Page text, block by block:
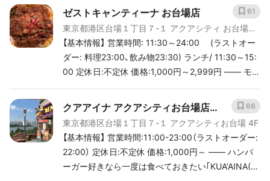
選|https://haveagood.holiday/articles/1000]
[keyword_link:豊洲市場 営業
日|https://haveagood.holiday/articles/977]
[keyword_link:豊洲市場 地
図|https://haveagood.holiday/articles/1007]
[keyword_link:豊洲市場 駐車
[keyword_link:豊洲市場 アクセ
ス|https://haveagood.holiday/articles/1067] ## 人
気のおでかけプラン [plan:id:11248]
[plan:id:192031] [[もっと見
る|https://haveagood.holiday/search/%E8%B1%8
ゼストキャンティーナ お台場店
東京都港区台場１丁目７-１ アクアシティ お台場
4F
【基本情報】 営業時間: 11:30～24:00 (ラストオー
ダー: 料理23:00、飲み物23:30) ランチ/ 11:30～15:
00 定休日:不定休 価格:1,000円～2,999円 ―― モダ
楽しむことができるお店です。お台場でフォトジェ
ニックかつワイワイお酒を飲める場所としては定番
のディナースポット！店内は異国感あふれる洞窟内に
いるかのような雰囲気で、ついついお酒も進みます。
「2時間飲み放題プラン1,980円」というリーズナブル
なコースがあるのも魅力！コストパフォーマンスの良
61
クアアイナ アクアシティお台場店
（KUA ’AINA）
東京都港区台場１丁目７-１ アクアシティお台場 4F
【基本情報】 営業時間:11:00-23:00（ラストオーダー:
22:00） 定休日:不定休 価格:1,000円～ ―― ハンバ
ーガー好きなら一度は食べておきたい｢KUA'AINA(ク
66